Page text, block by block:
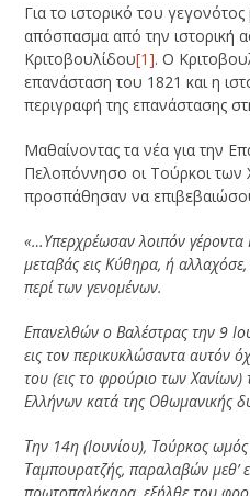
Για το ιστορικό του
απόσπασμα από την ιστορική
Κριτοβουλίδου[1]. Ο
επανάσταση του 1821 και η
περιγραφή της επανάστασης
Μαθαίνοντας τα νέα για την
Πελοπόννησο οι Τούρκοι των
προσπάθησαν να
«…Υπερχρέωσαν λοιπόν
μεταβάς εις Κύθηρα, ή
περί των γενομένων.
Επανελθών ο Βαλέστρας την 9
εις τον περικυκλώσαντα αυτόν
του (εις το φρούριο των Χανίων)
Ελλήνων κατά της Οθωμανικής
Την 14η (Ιουνίου), Τούρκος
Ταμπουρατζής, παραλαβών μεθ’